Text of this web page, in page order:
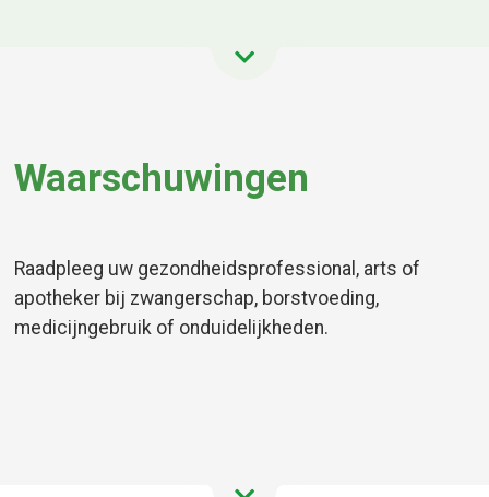
Waarschuwingen
Raadpleeg uw gezondheidsprofessional, arts of
apotheker bij zwangerschap, borstvoeding,
medicijngebruik of onduidelijkheden.